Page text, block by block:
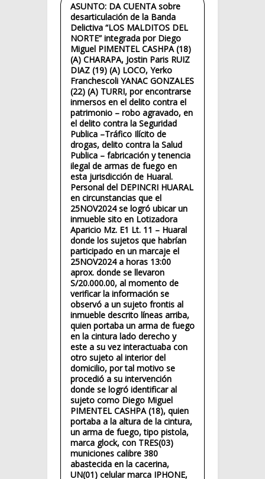
ASUNTO: DA CUENTA sobre
desarticulación de la Banda
Delictiva “LOS MALDITOS DEL
NORTE” integrada por Diego
Miguel PIMENTEL CASHPA (18)
(A) CHARAPA, Jostin Paris RUIZ
DIAZ (19) (A) LOCO, Yerko
Franchescoli YANAC GONZALES
(22) (A) TURRI, por encontrarse
inmersos en el delito contra el
patrimonio – robo agravado, en
el delito contra la Seguridad
Publica –Tráfico Ilícito de
drogas, delito contra la Salud
Publica – fabricación y tenencia
ilegal de armas de fuego en
esta jurisdicción de Huaral.
Personal del DEPINCRI HUARAL
en circunstancias que el
25NOV2024 se logró ubicar un
inmueble sito en Lotizadora
Aparicio Mz. E1 Lt. 11 – Huaral
donde los sujetos que habrían
participado en un marcaje el
25NOV2024 a horas 13:00
aprox. donde se llevaron
S/20.000.00, al momento de
verificar la información se
observó a un sujeto frontis al
inmueble descrito líneas arriba,
quien portaba un arma de fuego
en la cintura lado derecho y
este a su vez interactuaba con
otro sujeto al interior del
domicilio, por tal motivo se
procedió a su intervención
donde se logró identificar al
sujeto como Diego Miguel
PIMENTEL CASHPA (18), quien
portaba a la altura de la cintura,
un arma de fuego, tipo pistola,
marca glock, con TRES(03)
municiones calibre 380
abastecida en la cacerina,
UN(01) celular marca IPHONE,